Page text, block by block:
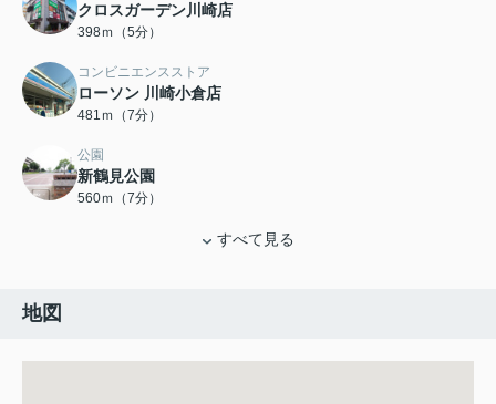
クロスガーデン川崎店
398ｍ（5分）
コンビニエンスストア
ローソン 川崎小倉店
481ｍ（7分）
公園
新鶴見公園
560ｍ（7分）
すべて見る
地図